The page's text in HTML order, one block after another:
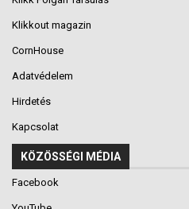
Klikkout magazin
CornHouse
Adatvédelem
Hirdetés
Kapcsolat
KÖZÖSSÉGI MÉDIA
Facebook